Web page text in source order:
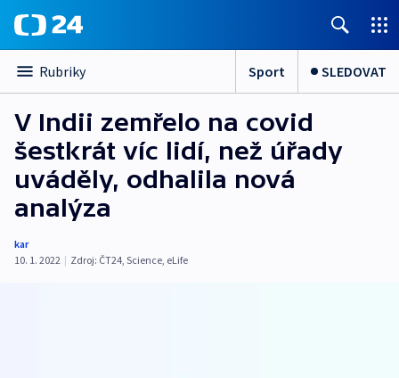
Rubriky Sport SLEDOVAT
V Indii zemřelo na covid
šestkrát víc lidí, než úřady
uváděly, odhalila nová
analýza
kar
10. 1. 2022 | Zdroj: ČT24, Science, eLife